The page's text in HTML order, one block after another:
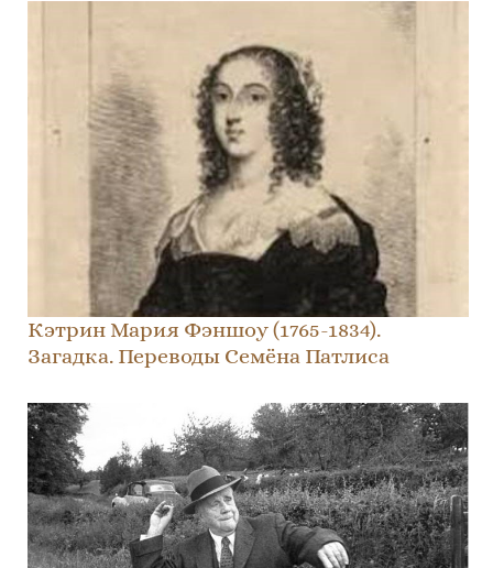
Кэтрин Мария Фэншоу (1765-1834).
Загадка. Переводы Семёна Патлиса